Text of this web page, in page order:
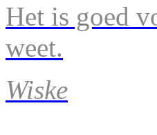
Het is goed
weet.
Wiske